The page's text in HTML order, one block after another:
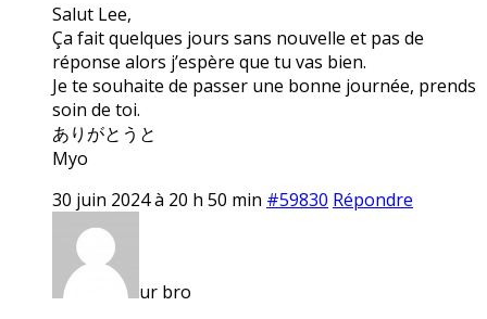
Salut Lee,
Ça fait quelques jours sans nouvelle et pas de
réponse alors j’espère que tu vas bien.
Je te souhaite de passer une bonne journée, prends
soin de toi.
ありがとうと
Myo
30 juin 2024 à 20 h 50 min #59830 Répondre
ur bro